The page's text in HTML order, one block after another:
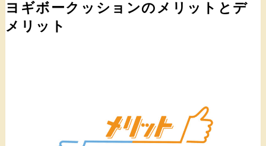
ヨギボークッションのメリットとデ
メリット